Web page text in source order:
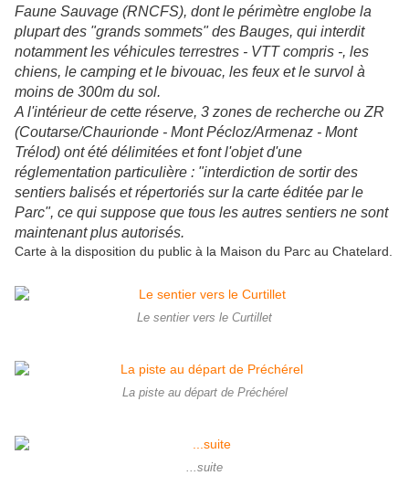
Faune Sauvage (RNCFS), dont le périmètre englobe la
plupart des "grands sommets" des Bauges, qui interdit
notamment les véhicules terrestres - VTT compris -, les
chiens, le camping et le bivouac, les feux et le survol à
moins de 300m du sol.
A l'intérieur de cette réserve, 3 zones de recherche ou ZR
(Coutarse/Chaurionde - Mont Pécloz/Armenaz - Mont
Trélod) ont été délimitées et font l'objet d'une
réglementation particulière : "interdiction de sortir des
sentiers balisés et répertoriés sur la carte éditée par le
Parc", ce qui suppose que tous les autres sentiers ne sont
maintenant plus autorisés.
Carte à la disposition du public à la Maison du Parc au Chatelard.
Le sentier vers le Curtillet
La piste au départ de Préchérel
...suite